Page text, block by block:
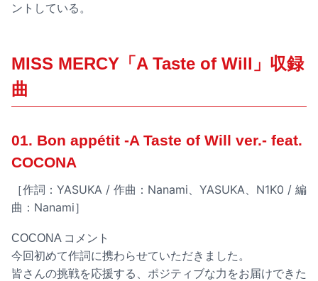
ントしている。
MISS MERCY「A Taste of Will」収録
曲
01. Bon appétit -A Taste of Will ver.- feat.
COCONA
［作詞：YASUKA / 作曲：Nanami、YASUKA、N1K0 / 編
曲：Nanami］
COCONA コメント
今回初めて作詞に携わらせていただきました。
皆さんの挑戦を応援する、ポジティブな力をお届けできた